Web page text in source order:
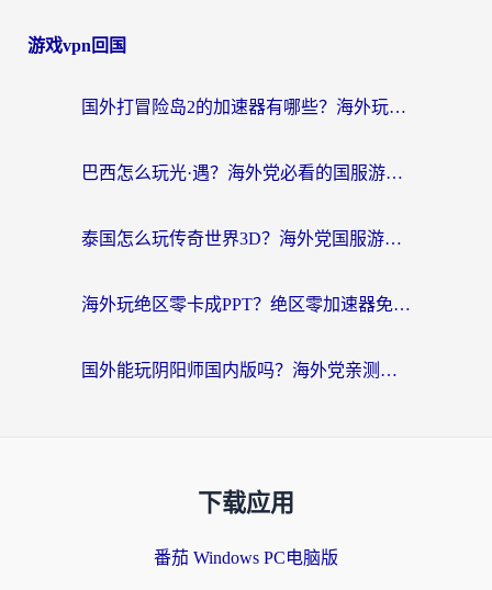
游戏vpn回国
国外打冒险岛2的加速器有哪些？海外玩家国服畅玩全攻略（附实测推荐）
巴西怎么玩光·遇？海外党必看的国服游戏加速器选择指南（附3款热门游戏实测）
泰国怎么玩传奇世界3D？海外党国服游戏加速终极指南（附非洲欧洲热门游戏解决方案）
海外玩绝区零卡成PPT？绝区零加速器免费的推荐+实用技巧，附墨西哥玩谁是卧底美国玩和平精英攻略
国外能玩阴阳师国内版吗？海外党亲测有效的国服游戏加速指南
下载应用
番茄 Windows PC电脑版